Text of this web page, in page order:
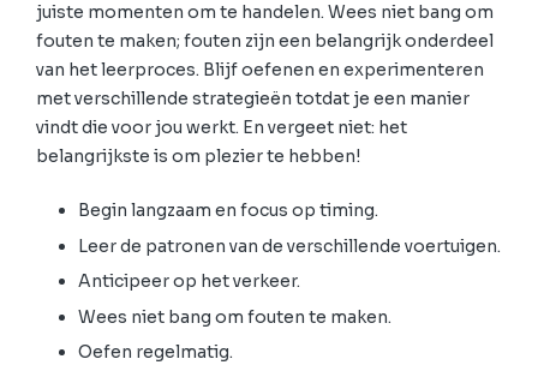
juiste momenten om te handelen. Wees niet bang om
fouten te maken; fouten zijn een belangrijk onderdeel
van het leerproces. Blijf oefenen en experimenteren
met verschillende strategieën totdat je een manier
vindt die voor jou werkt. En vergeet niet: het
belangrijkste is om plezier te hebben!
Begin langzaam en focus op timing.
Leer de patronen van de verschillende voertuigen.
Anticipeer op het verkeer.
Wees niet bang om fouten te maken.
Oefen regelmatig.